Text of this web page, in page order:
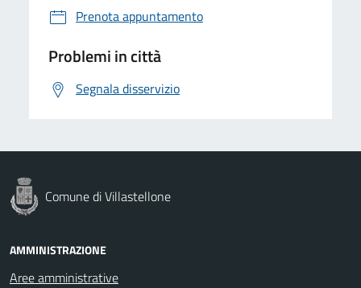
Prenota appuntamento
Problemi in città
Segnala disservizio
Comune di Villastellone
AMMINISTRAZIONE
Aree amministrative